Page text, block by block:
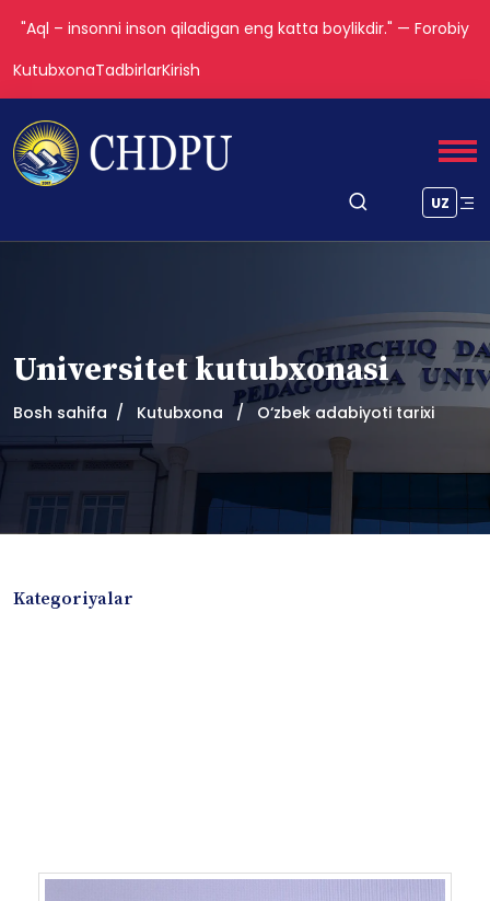
"Aql – insonni inson qiladigan eng katta boylikdir." — Forobiy
KutubxonaTadbirlarKirish
UZ
Universitet kutubxonasi
Bosh sahifa Kutubxona O‘zbek adabiyoti tarixi
Kategoriyalar